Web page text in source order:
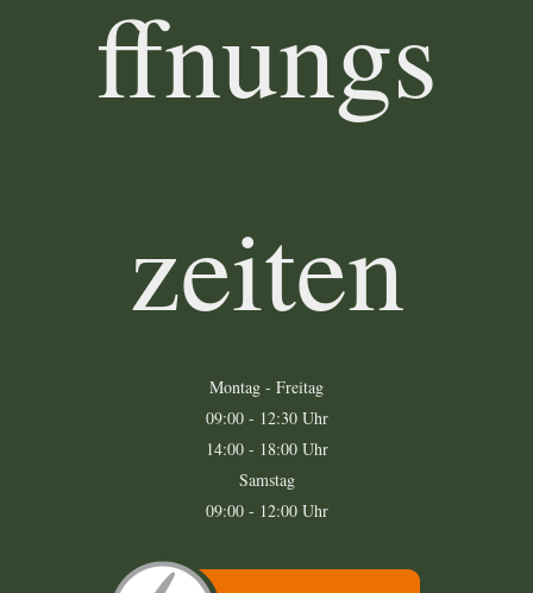
ffnungs
zeiten
Montag - Freitag
09:00 - 12:30 Uhr
14:00 - 18:00 Uhr
Samstag
09:00 - 12:00 Uhr